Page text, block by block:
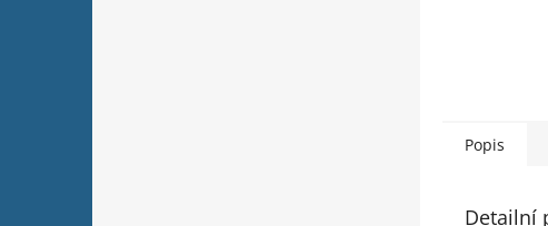
Popis
Detailní